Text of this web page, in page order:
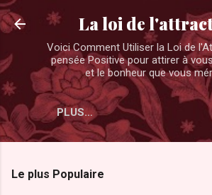
Accéder au contenu
La loi de
Voici Comment Utiliser la Loi de
pensée Positive pour attirer à
et le bonheur que vous
PLUS…
Le plus Populaire